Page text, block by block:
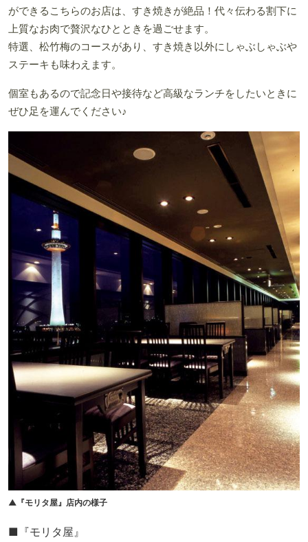
ができるこちらのお店は、すき焼きが絶品！代々伝わる割下に
上質なお肉で贅沢なひとときを過ごせます。
特選、松竹梅のコースがあり、すき焼き以外にしゃぶしゃぶや
ステーキも味わえます。
個室もあるので記念日や接待など高級なランチをしたいときに
ぜひ足を運んでください♪
▲『モリタ屋』店内の様子
■『モリタ屋』